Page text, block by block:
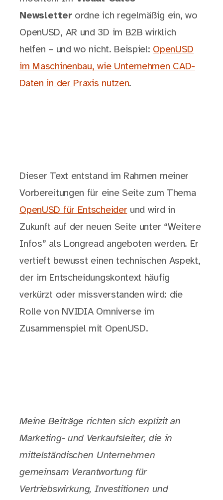
Newsletter ordne ich regelmäßig ein, wo
OpenUSD, AR und 3D im B2B wirklich
helfen – und wo nicht. Beispiel: OpenUSD
im Maschinenbau, wie Unternehmen CAD-
Daten in der Praxis nutzen.
Dieser Text entstand im Rahmen meiner
Vorbereitungen für eine Seite zum Thema
OpenUSD für Entscheider und wird in
Zukunft auf der neuen Seite unter “Weitere
Infos” als Longread angeboten werden. Er
vertieft bewusst einen technischen Aspekt,
der im Entscheidungs­kontext häufig
verkürzt oder missverstanden wird: die
Rolle von NVIDIA Omniverse im
Zusammenspiel mit OpenUSD.
Meine Beiträge richten sich explizit an
Marketing- und Verkaufsleiter, die in
mittelständischen Unternehmen
gemeinsam Verantwortung für
Vertriebswirkung, Investitionen und